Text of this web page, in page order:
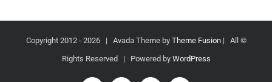
© Copyright 2012 -
2026 | Avada Theme by Theme Fusion| All
Rights Reserved | Powered by WordPress